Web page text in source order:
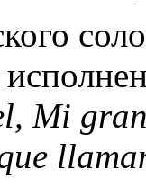
Mi